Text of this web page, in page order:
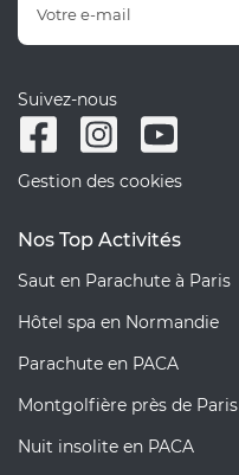
Suivez-nous
Gestion des cookies
Nos Top Activités
Saut en Parachute à Paris
Hôtel spa en Normandie
Parachute en PACA
Montgolfière près de Paris
Nuit insolite en PACA